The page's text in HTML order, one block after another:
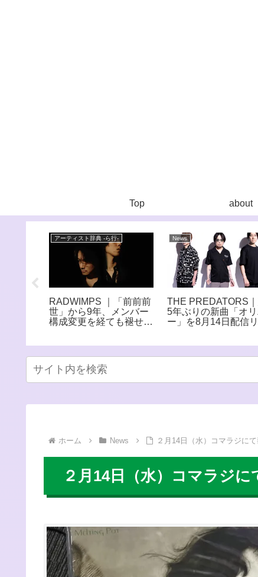
Top about
アーティスト辞典 -ら行-
RADWIMPS ｜「前前前
世」から9年、メンバー
構成変更を経ても褪せな
News
THE PREDATORS
5年ぶりの新曲「オ
ー」を8月14日配信
ホーム News ２月14日（水）コマラジに
２月14日（水）コマラジに